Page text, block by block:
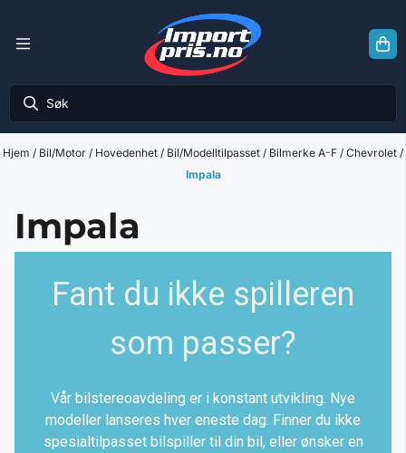
Hjem / Bil/Motor / Hovedenhet / Bil/Modelltilpasset / Bilmerke A-F / Chevrolet /
Impala
Impala
Fant du ikke spilleren
som passer?
Vår bilstereoavdeling er i konstant utvikling. Nye
modeller lanseres hver eneste dag. Finner du ikke
spesialtilpasset bilspiller til din bil, eller ønsker en